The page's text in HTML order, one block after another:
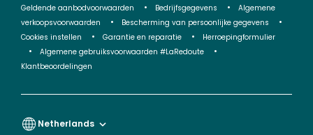
Geldende aanbodvoorwaarden Bedrijfsgegevens
Algemene
verkoopsvoorwaarden
Bescherming van persoonlijke gegevens
Cookies instellen
Garantie en reparatie
Herroepingformulier
Algemene gebruiksvoorwaarden #LaRedoute
Klantbeoordelingen
Netherlands